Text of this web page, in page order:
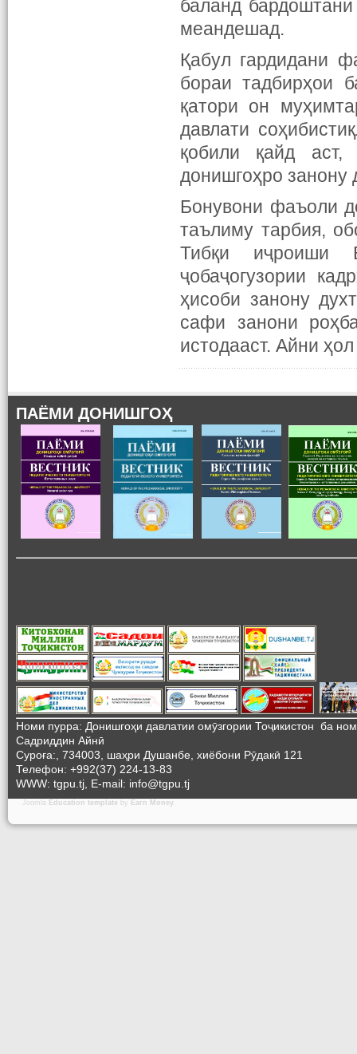
баланд
меандешад.
Қабул гардидани
бораи тадбирҳои
қатори он
давлати
қобили қайд
донишгоҳро занону
Бонувони фаъоли
таълиму тарбия,
Тибқи иҷроиши
ҷобаҷогузории
ҳисоби занону
сафи занони
истодааст. Айни
ПАЁМИ ДОНИШГОҲ
Номи пурра: Донишгоҳи давлатии омӯзгории Тоҷикистон ба
Садриддин Айнӣ
Суроға:, 734003, шаҳри Душанбе, хиёбони Рӯдакӣ 121
Телефон: +992(37) 224-13-83
WWW: tgpu.tj, E-mail: info@tgpu.tj
Joomla Education template by Earn Money